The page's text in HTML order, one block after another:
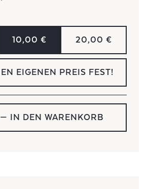
10,00 € 20,00 €
EIGENEN PREIS FEST!
— IN DEN WARENKORB